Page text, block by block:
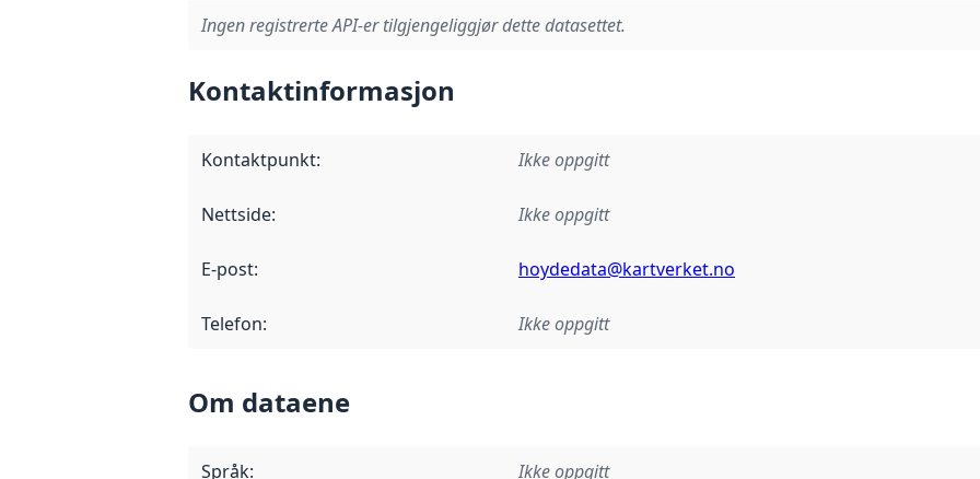
Ingen registrerte API-er tilgjengeliggjør dette datasettet.
Kontaktinformasjon
Kontaktpunkt: Ikke oppgitt
Nettside: Ikke oppgitt
E-post: hoydedata@kartverket.no
Telefon: Ikke oppgitt
Om dataene
Språk: Ikke oppgitt